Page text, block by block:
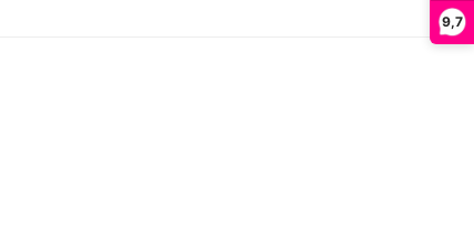
9,7